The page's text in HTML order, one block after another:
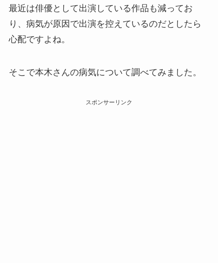
最近は俳優として出演している作品も減ってお
り、病気が原因で出演を控えているのだとしたら
心配ですよね。
そこで本木さんの病気について調べてみました。
スポンサーリンク